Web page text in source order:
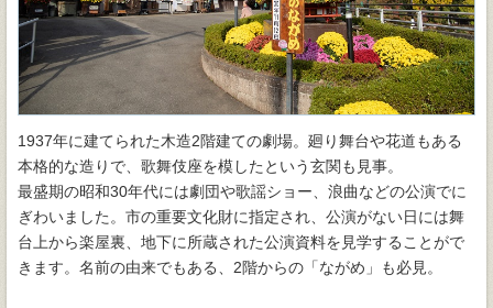
1937年に建てられた木造2階建ての劇場。廻り舞台や花道もある
本格的な造りで、歌舞伎座を模したという玄関も見事。
最盛期の昭和30年代には劇団や歌謡ショー、浪曲などの公演でに
ぎわいました。市の重要文化財に指定され、公演がない日には舞
台上から楽屋裏、地下に所蔵された公演資料を見学することがで
きます。名前の由来でもある、2階からの「ながめ」も必見。